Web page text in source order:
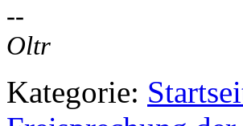
--
Oltr
Kategorie: